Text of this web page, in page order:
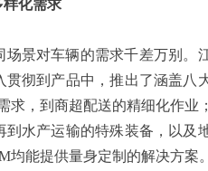
化需求
对车辆的需求千差万别。
彻到产品中，推出了涵盖八
求，到商超配送的精细化作业
水产运输的特殊装备，以及
能提供量身定制的解决方案。